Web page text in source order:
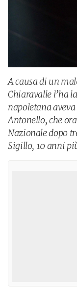
A causa di un
Chiaravalle l’ha
napoletana
Antonello, che
Nazionale dopo
Sigillo, 10 anni